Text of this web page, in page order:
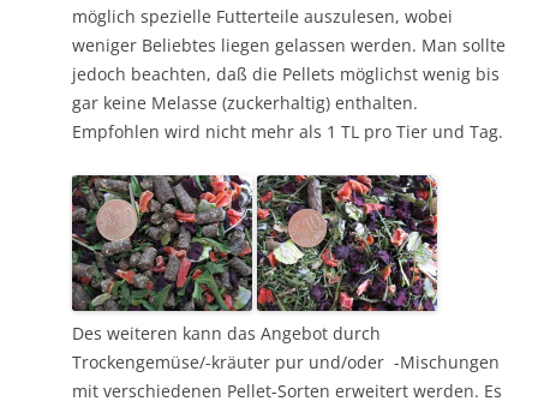
möglich spezielle Futterteile auszulesen, wobei
weniger Beliebtes liegen gelassen werden. Man sollte
jedoch beachten, daß die Pellets möglichst wenig bis
gar keine Melasse (zuckerhaltig) enthalten.
Empfohlen wird nicht mehr als 1 TL pro Tier und Tag.
Des weiteren kann das Angebot durch
Trockengemüse/-kräuter pur und/oder -Mischungen
mit verschiedenen Pellet-Sorten erweitert werden. Es